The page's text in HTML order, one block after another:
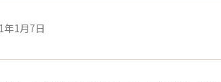
年1月7日